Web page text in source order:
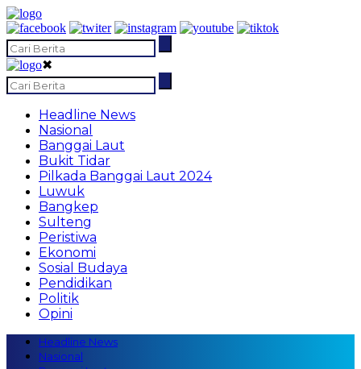
✖
Headline News
Nasional
Banggai Laut
Bukit Tidar
Pilkada Banggai Laut 2024
Luwuk
Bangkep
Sulteng
Peristiwa
Ekonomi
Sosial Budaya
Pendidikan
Politik
Opini
Headline News
Nasional